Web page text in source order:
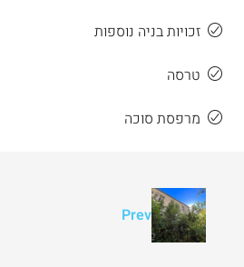
זכויות בניה נוספות
טרסה
מרפסת סוכה
Prev